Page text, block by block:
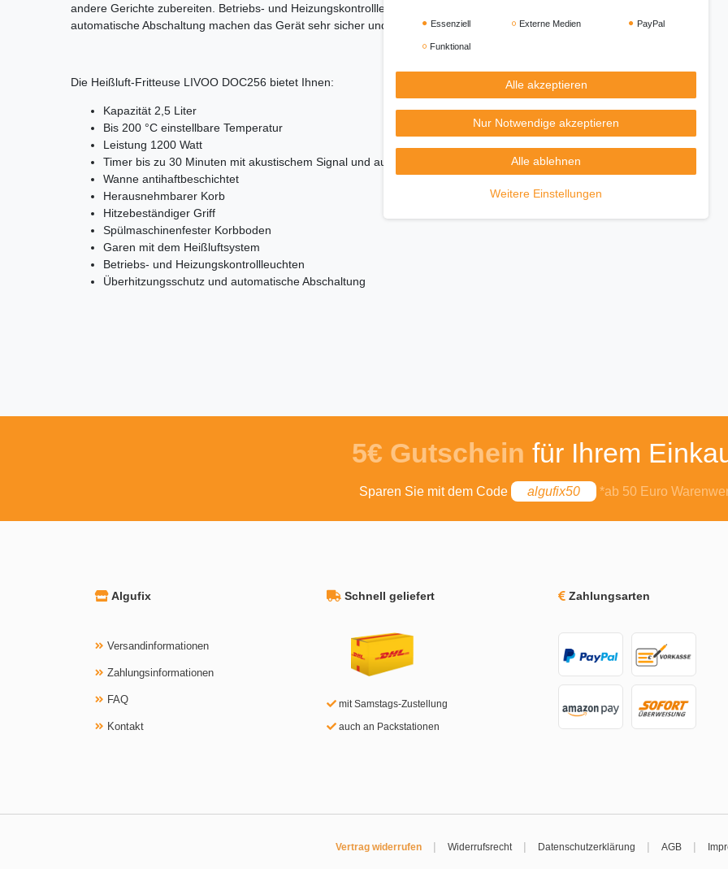
andere Gerichte zubereiten. Betriebs- und Heizungskontrollleuchten, Überhitzungsschutz und
automatische Abschaltung machen das Gerät sehr sicher und zuverlässig.
Die Heißluft-Fritteuse LIVOO DOC256 bietet Ihnen:
Kapazität 2,5 Liter
Bis 200 °C einstellbare Temperatur
Leistung 1200 Watt
Timer bis zu 30 Minuten mit akustischem Signal und automatischer Abschaltung
Wanne antihaftbeschichtet
Herausnehmbarer Korb
Hitzebeständiger Griff
Spülmaschinenfester Korbboden
Garen mit dem Heißluftsystem
Betriebs- und Heizungskontrollleuchten
Überhitzungsschutz und automatische Abschaltung
5€ Gutschein für Ihrem
Sparen Sie mit dem Code algufix50 *ab 50 Euro
Algufix
Versandinformationen
Zahlungsinformationen
FAQ
Kontakt
Schnell geliefert
mit Samstags-Zustellung
auch an Packstationen
Zahlungsarten
Vertrag widerrufen | Widerrufsrecht | Datenschutzerklärung | AGB |
Essenziell Externe Medien PayPal
Funktional
Alle akzeptieren
Nur Notwendige akzeptieren
Alle ablehnen
Weitere Einstellungen